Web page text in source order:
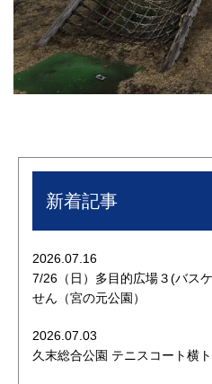
新着記事
2026.07.16
7/26（日）多目的広場３(バス
せん（宮の元公園）
2026.07.03
久末総合公園 テニスコート横